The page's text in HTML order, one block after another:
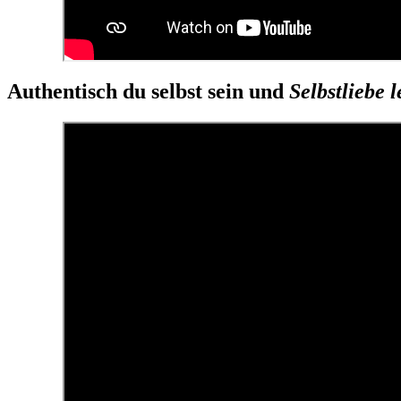
Authentisch du selbst sein und Selbstliebe